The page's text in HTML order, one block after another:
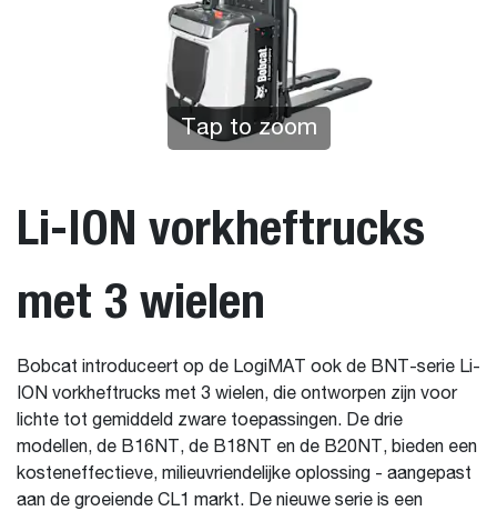
Tap to zoom
Li-ION vorkheftrucks
met 3 wielen
Bobcat introduceert op de LogiMAT ook de BNT-serie Li-
ION vorkheftrucks met 3 wielen, die ontworpen zijn voor
lichte tot gemiddeld zware toepassingen. De drie
modellen, de B16NT, de B18NT en de B20NT, bieden een
kosteneffectieve, milieuvriendelijke oplossing - aangepast
aan de groeiende CL1 markt. De nieuwe serie is een